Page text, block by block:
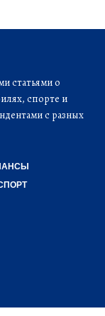
статьями о
спорте и
с разных